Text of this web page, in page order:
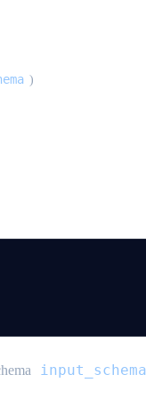
)
input_schema